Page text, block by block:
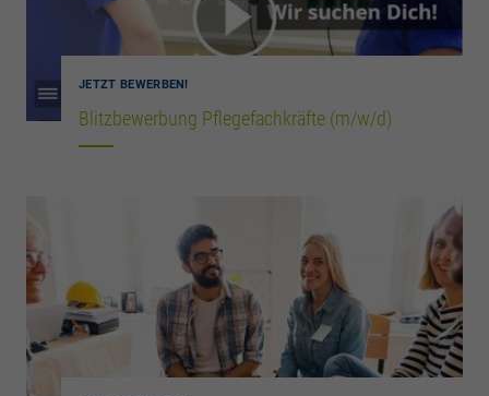
JETZT BEWERBEN!
Blitzbewerbung Pflegefachkräfte (m/w/d)